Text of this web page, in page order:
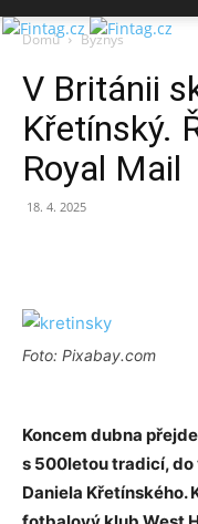
Domů Byznys
V Británii
Křetínský.
Royal Mail
18. 4. 2025
Foto: Pixabay.com
Koncem dubna
s 500letou tradicí,
Daniela Křetínského.